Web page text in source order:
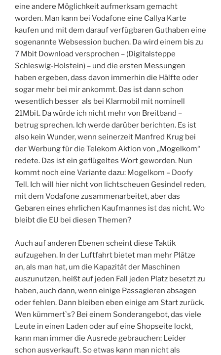
eine andere Möglichkeit aufmerksam gemacht
worden. Man kann bei Vodafone eine Callya Karte
kaufen und mit dem darauf verfügbaren Guthaben eine
sogenannte Websession buchen. Da wird einem bis zu
7 Mbit Download versprochen – (Digitalsteppe
Schleswig-Holstein) – und die ersten Messungen
haben ergeben, dass davon immerhin die Hälfte oder
sogar mehr bei mir ankommt. Das ist dann schon
wesentlich besser als bei Klarmobil mit nominell
21Mbit. Da würde ich nicht mehr von Breitband –
betrug sprechen. Ich werde darüber berichten. Es ist
also kein Wunder, wenn seinerzeit Manfred Krug bei
der Werbung für die Telekom Aktion von „Mogelkom“
redete. Das ist ein geflügeltes Wort geworden. Nun
kommt noch eine Variante dazu: Mogelkom – Doofy
Tell. Ich will hier nicht von lichtscheuen Gesindel reden,
mit dem Vodafone zusammenarbeitet, aber das
Gebaren eines ehrlichen Kaufmannes ist das nicht. Wo
bleibt die EU bei diesen Themen?
Auch auf anderen Ebenen scheint diese Taktik
aufzugehen. In der Luftfahrt bietet man mehr Plätze
an, als man hat, um die Kapazität der Maschinen
auszunutzen, heißt auf jeden Fall jeden Platz besetzt zu
haben, auch dann, wenn einige Passagieren absagen
oder fehlen. Dann bleiben eben einige am Start zurück.
Wen kümmert`s? Bei einem Sonderangebot, das viele
Leute in einen Laden oder auf eine Shopseite lockt,
kann man immer die Ausrede gebrauchen: Leider
schon ausverkauft. So etwas kann man nicht als